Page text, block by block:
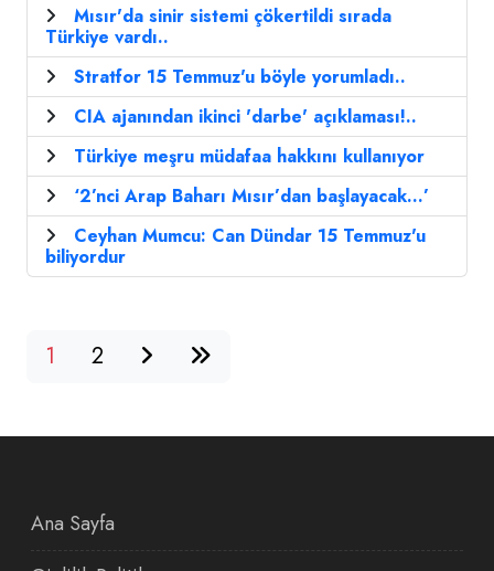
Mısır'da sinir sistemi çökertildi sırada
Türkiye vardı..
Stratfor 15 Temmuz'u böyle yorumladı..
CIA ajanından ikinci 'darbe' açıklaması!..
Türkiye meşru müdafaa hakkını kullanıyor
‘2’nci Arap Baharı Mısır’dan başlayacak...’
Ceyhan Mumcu: Can Dündar 15 Temmuz'u
biliyordur
1 2
Ana Sayfa